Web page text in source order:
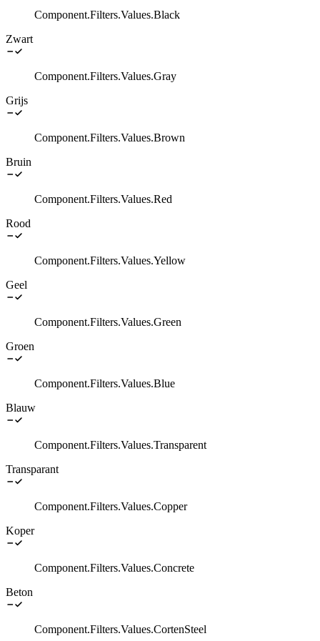
Component.Filters.Values.Black
Zwart
Component.Filters.Values.Gray
Grijs
Component.Filters.Values.Brown
Bruin
Component.Filters.Values.Red
Rood
Component.Filters.Values.Yellow
Geel
Component.Filters.Values.Green
Groen
Component.Filters.Values.Blue
Blauw
Component.Filters.Values.Transparent
Transparant
Component.Filters.Values.Copper
Koper
Component.Filters.Values.Concrete
Beton
Component.Filters.Values.CortenSteel